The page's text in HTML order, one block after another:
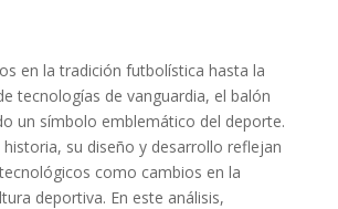
en la tradición futbolística hasta la
tecnologías de vanguardia, el balón
un símbolo emblemático del deporte.
su diseño y desarrollo reflejan
como cambios en la
deportiva. En este análisis,